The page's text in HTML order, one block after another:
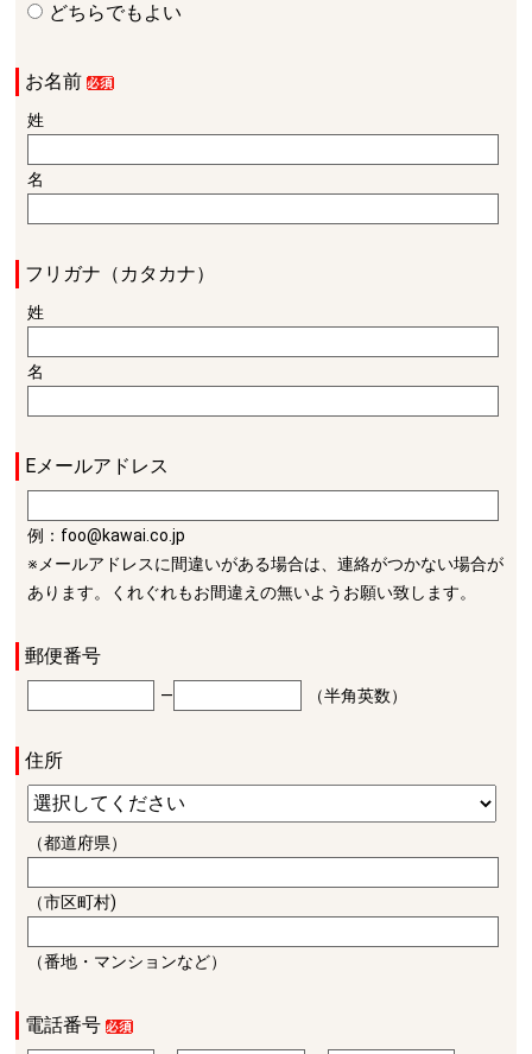
どちらでもよい
お名前
姓
名
フリガナ（カタカナ）
姓
名
Eメールアドレス
例：foo@kawai.co.jp
※メールアドレスに間違いがある場合は、連絡がつかない場合が
あります。くれぐれもお間違えの無いようお願い致します。
郵便番号
― （半角英数）
住所
（都道府県）
（市区町村)
（番地・マンションなど）
電話番号